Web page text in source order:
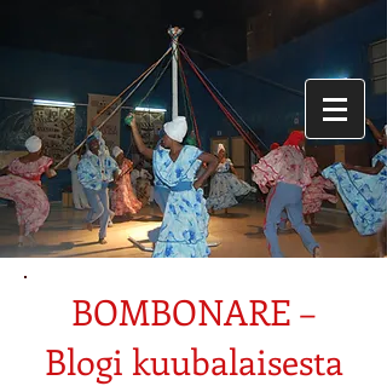
BOMBONARE –
Blogi kuubalaisesta